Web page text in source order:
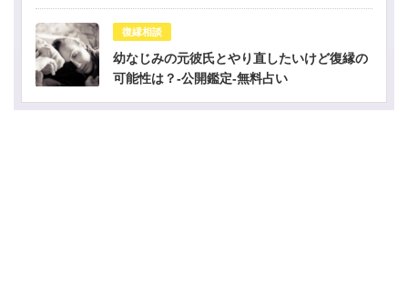
復縁相談
幼なじみの元彼氏とやり直したいけど復縁の
可能性は？-公開鑑定-無料占い